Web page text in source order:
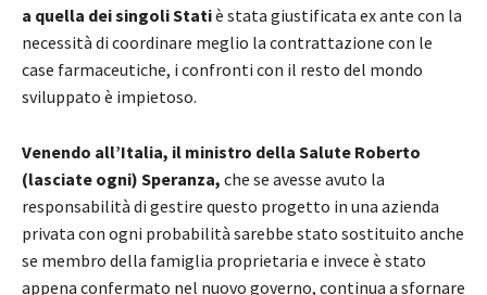
a quella dei singoli Statiè stata giustificata ex ante con la
necessità di coordinare meglio la contrattazione con le
case farmaceutiche, i confronti con il resto del mondo
sviluppato è impietoso.
Venendo all’Italia, il ministro della Salute Roberto
(lasciate ogni) Speranza, che se avesse avuto la
responsabilità di gestire questo progetto in una azienda
privata con ogni probabilità sarebbe stato sostituito anche
se membro della famiglia proprietaria e invece è stato
appena confermato nel nuovo governo, continua a sfornare